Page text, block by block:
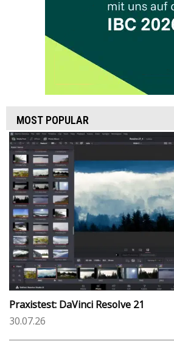
MOST POPULAR
Praxistest: DaVinci Resolve 21
30.07.26